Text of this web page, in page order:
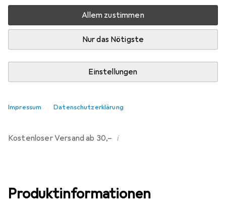
Allem zustimmen
Nur das Nötigste
Einstellungen
Impressum Datenschutzerklärung
Mehr als 10 Stück an Lager beim Drittanbieter
Lieferort angeben für genaue Lieferzeit
In den Warenkorb
Vergleichen
Kostenloser Versand ab 30,– i
Produktinformationen